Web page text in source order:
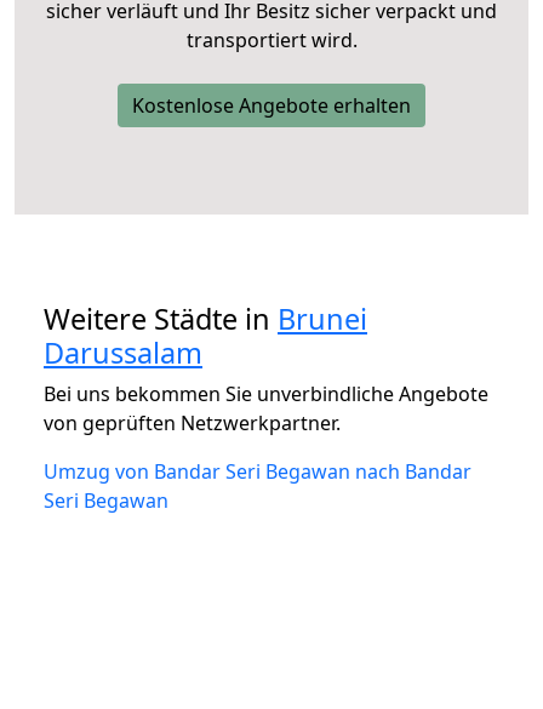
sicher verläuft und Ihr Besitz sicher verpackt und
transportiert wird.
Kostenlose Angebote erhalten
Weitere Städte in Brunei
Darussalam
Bei uns bekommen Sie unverbindliche Angebote
von geprüften Netzwerkpartner.
Umzug von Bandar Seri Begawan nach Bandar
Seri Begawan